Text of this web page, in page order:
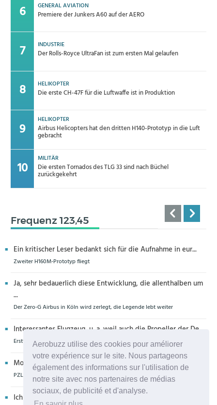
Aerobuzz utilise des cookies pour améliorer
votre expérience sur le site. Nous partageons
également des informations sur l'utilisation de
notre site avec nos partenaires de médias
sociaux, de publicité et d'analyse.
GENERAL AVIATION
Premiere der Junkers A60 auf der AERO
INDUSTRIE
Der Rolls-Royce UltraFan ist zum ersten Mal gelaufen
HELIKOPTER
Die erste CH-47F für die Luftwaffe ist in Produktion
HELIKOPTER
Airbus Helicopters hat den dritten H140-Prototyp in die Luft
gebracht
MILITÄR
Die ersten Tornados des TLG 33 sind nach Büchel
zurückgekehrt
Frequenz 123,45
Ein kritischer Leser bedankt sich für die Aufnahme in eur...
Zweiter H160M-Prototyp fliegt
Ja, sehr bedauerlich diese Entwicklung, die allenthalben um
...
Der Zero-G Airbus in Köln wird zerlegt, die Legende lebt weiter
Interessantes Flugzeug, u. a. weil auch die Propeller der De...
Erstflug der Piper Seminole DX mit DeltaHawk-Motoren
Moin aus Schiffdorf, danke für die Nachricht. Ich meine,da...
PZL Mielec fertigt die ersten S-70 Firehawk
Ich glaube eher,dass dieser Hubschrauber für die Bundeswe